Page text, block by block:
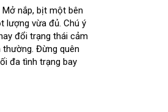
đâu
uy
tín
Mở nắpđánh
giá
, bịt một bên
lượng vừa đủgần
nhất
. Chú ý
đổi trạng thái cảm
thườngsiêu
thị
. Đừng quên
đa tình trạng bay